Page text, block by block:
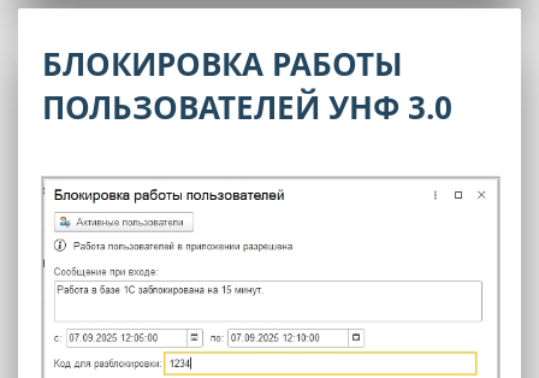
БЛОКИРОВКА РАБОТЫ
ПОЛЬЗОВАТЕЛЕЙ УНФ 3.0